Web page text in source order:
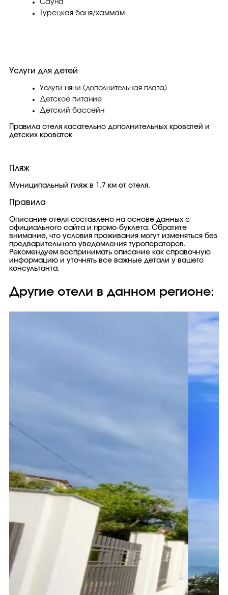
Сауна
Турецкая баня/хаммам
Услуги для детей
Услуги няни (дополнительная плата)
Детское питание
Детский бассейн
Правила отеля касательно дополнительных кроватей и
детских кроваток
Пляж
Муниципальный пляж в 1.7 км от отеля.
Правила
Описание отеля составлено на основе данных с
официального сайта и промо-буклета. Обратите
внимание, что условия проживания могут изменяться без
предварительного уведомления туроператоров.
Рекомендуем воспринимать описание как справочную
информацию и уточнять все важные детали у вашего
консультанта.
Другие отели в данном регионе: